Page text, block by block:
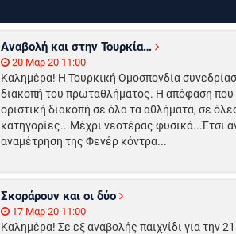
Αναβολή και στην Τουρκία…
20 Μαρ 20 11:00
Καλημέρα! Η Τουρκική Ομοσπονδία
διακοπή του πρωταθλήματος. Η απόφαση που
οριστική διακοπή σε όλα τα αθλήματα, σε
κατηγορίες...Μέχρι νεοτέρας φυσικά...Έτσι
αναμέτρηση της Φενέρ κόντρα...
Σκοράρουν και οι δύο
17 Μαρ 20 11:00
Καλημέρα! Σε εξ αναβολής παιχνίδι για την